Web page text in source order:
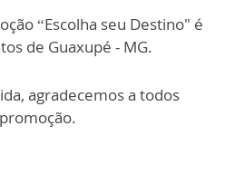
“Escolha seu Destino" é
de Guaxupé - MG.
agradecemos a todos